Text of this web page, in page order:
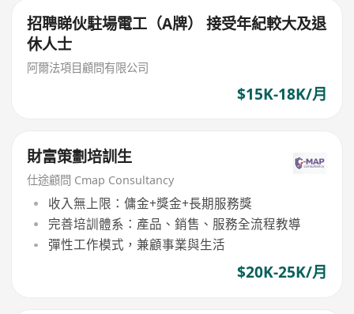
招聘睇伙駐場電工（A牌） 接受年紀較大及退
休人士
阿爾法項目顧問有限公司
$15K-18K/月
財富策劃培訓生
仕途顧問 Cmap Consultancy
收入無上限：傭金+獎金+長期服務獎
完善培訓體系：產品、銷售、服務全流程教導
彈性工作模式，兼顧事業與生活
$20K-25K/月